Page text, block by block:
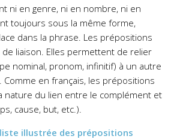
ni en genre, ni en nombre, ni en
toujours sous la même forme,
dans la phrase. Les prépositions
liaison. Elles permettent de relier
nominal, pronom, infinitif) à un autre
en français, les prépositions
nature du lien entre le complément et
cause, but, etc.).
liste illustrée des prépositions